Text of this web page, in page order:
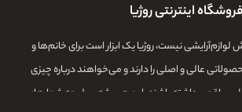
اینترنتی روژیا
لوازم‌آرایشی نیست، روژیا یک ابزار است برای خانم‌ها و
عالی و اصلی را دارند و می‌خواهند درباره چیزی
و واقعی داشته باشند. این همیشه سرلوحه شعارهای